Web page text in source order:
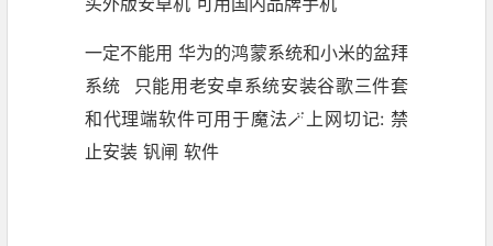
一定不能用 华为的鸿蒙系统和小米的盆拜
系统 只能用老安卓系统安装谷歌三件套
和代理端软件可用于魔法🪄上网切记: 禁
止安装 钒闸 软件